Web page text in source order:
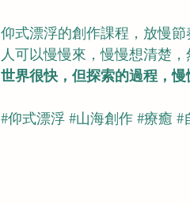
仰式漂浮的創作課程，放慢
人可以慢慢來，慢慢想清楚，
世界很快，但探索的過程，慢
#仰式漂浮 #山海創作 #療癒 #